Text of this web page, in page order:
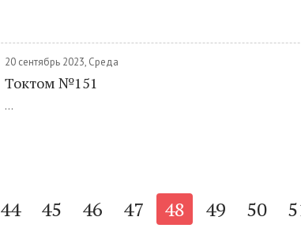
20 сентябрь 2023, Среда
Токтом №151
...
44 45 46 47 48 49 50